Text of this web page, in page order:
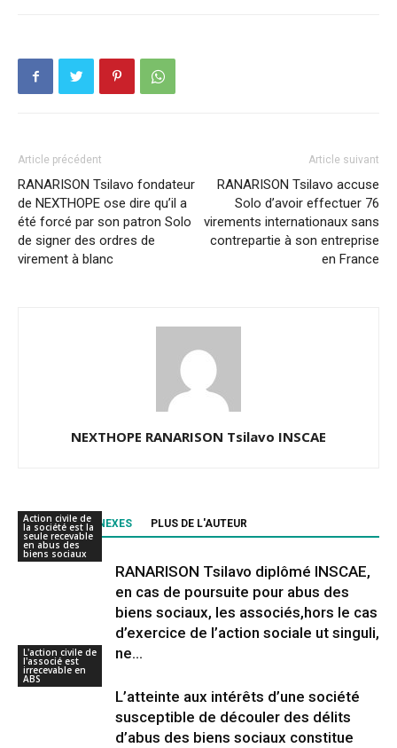
Article précédent
RANARISON Tsilavo fondateur
de NEXTHOPE ose dire qu’il a
été forcé par son patron Solo
de signer des ordres de
virement à blanc
Article suivant
RANARISON Tsilavo accuse
Solo d’avoir effectuer 76
virements internationaux sans
contrepartie à son entreprise
en France
NEXTHOPE RANARISON Tsilavo INSCAE
ARTICLES CONNEXES PLUS DE L'AUTEUR
Action civile de
la société est la
seule recevable
en abus des
biens sociaux
RANARISON Tsilavo diplômé INSCAE,
en cas de poursuite pour abus des
biens sociaux, les associés,hors le cas
d’exercice de l’action sociale ut singuli,
ne...
L'action civile de
l'associé est
irrecevable en
ABS
L’atteinte aux intérêts d’une société
susceptible de découler des délits
d’abus des biens sociaux constitue